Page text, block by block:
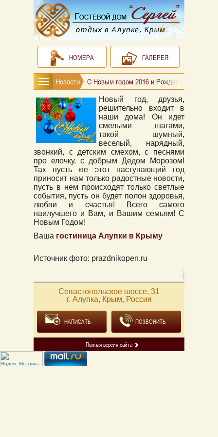
НОМЕРА ГАЛЕРЕЯ
Новости С Новым годом 2016 и Рождеством!
Новый год, друзья,
решительно входит в
наши дома! Он идет
смелыми шагами,
такой шумный,
веселый, нарядный,
звонкий, с детским смехом, с песнями
про елочку, с добрым Дедом Морозом!
Так пусть же этот наступающий год
приносит нам только радостные новости,
пусть в нем происходят только светлые
события, пусть он будет полон здоровья,
любви и счастья! Всего самого
наилучшего и Вам, и Вашим семьям! С
Новым Годом!
Ваша гостиница Алупки в Крыму
Источник фото: prazdnikopen.ru
Севастопольское шоссе, 31
г. Алупка, Крым, Россия
НАПИСАТЬ ПОЗВОНИТЬ
Полная версия сайта